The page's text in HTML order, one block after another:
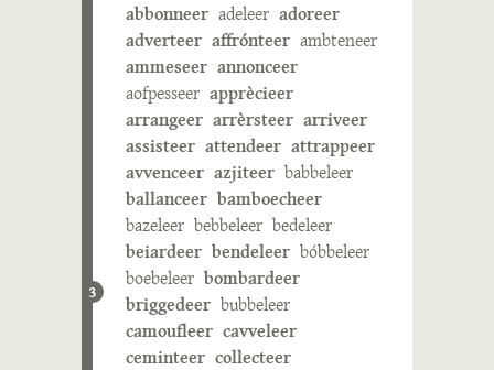
3
abbonneer adeleer adoreer
adverteer affrónteer ambteneer
ammeseer annonceer
aofpesseer apprècieer
arrangeer arrèrsteer arriveer
assisteer attendeer attrappeer
avvenceer azjiteer babbeleer
ballanceer bamboecheer
bazeleer bebbeleer bedeleer
beiardeer bendeleer bóbbeleer
boebeleer bombardeer
briggedeer bubbeleer
camoufleer cavveleer
ceminteer collecteer